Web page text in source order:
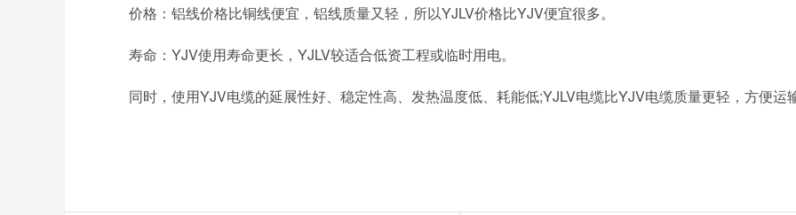
价格：铝线价格比铜线便宜，铝线质量又轻，所以YJLV价格比YJV便宜很多。
寿命：YJV使用寿命更长，YJLV较适合低资工程或临时用电。
同时，使用YJV电缆的延展性好、稳定性高、发热温度低、耗能低;YJLV电缆比YJV电缆质量更轻，方便运输